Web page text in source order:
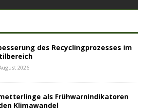
des Recyclingprozesses im
2026
als Frühwarnindikatoren
Klimawandel